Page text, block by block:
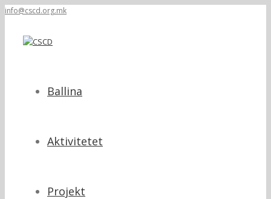
info@cscd.org.mk
Ballina
Aktivitetet
Projekt